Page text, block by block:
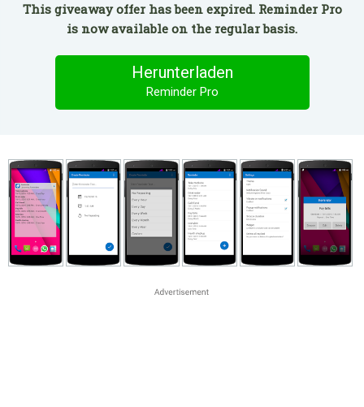
This giveaway offer has been expired. Reminder Pro
is now available on the regular basis.
Herunterladen
Reminder Pro